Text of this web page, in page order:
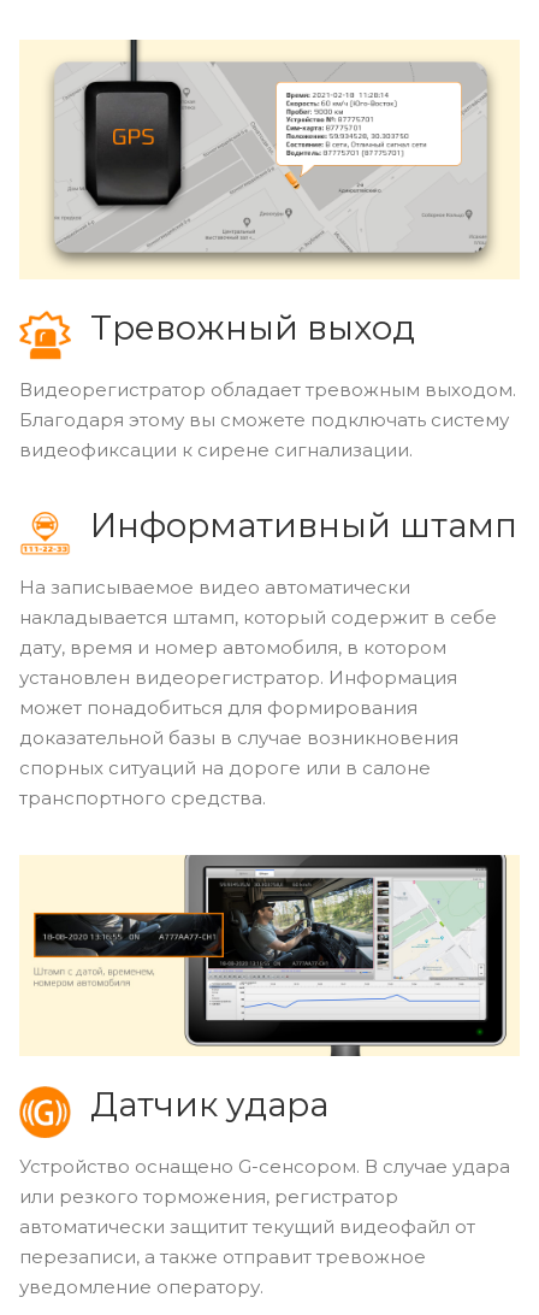
Тревожный выход
Видеорегистратор обладает тревожным выходом.
Благодаря этому вы сможете подключать систему
видеофиксации к сирене сигнализации.
Информативный штамп
На записываемое видео автоматически
накладывается штамп, который содержит в себе
дату, время и номер автомобиля, в котором
установлен видеорегистратор. Информация
может понадобиться для формирования
доказательной базы в случае возникновения
спорных ситуаций на дороге или в салоне
транспортного средства.
Датчик удара
Устройство оснащено G-сенсором. В случае удара
или резкого торможения, регистратор
автоматически защитит текущий видеофайл от
перезаписи, а также отправит тревожное
уведомление оператору.